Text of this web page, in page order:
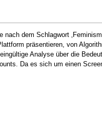
dem Schlagwort
präsentieren, von
Analyse über die
Da es sich um einen